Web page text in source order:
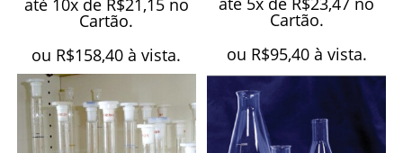
atè 10x de R$21,15 no
Cartão.
ou R$158,40 à vista.
Cartão.
ou R$95,40 à vista.